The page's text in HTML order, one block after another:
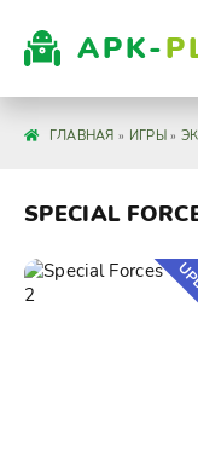
APK-
ГЛАВНАЯ » ИГРЫ»
SPECIAL